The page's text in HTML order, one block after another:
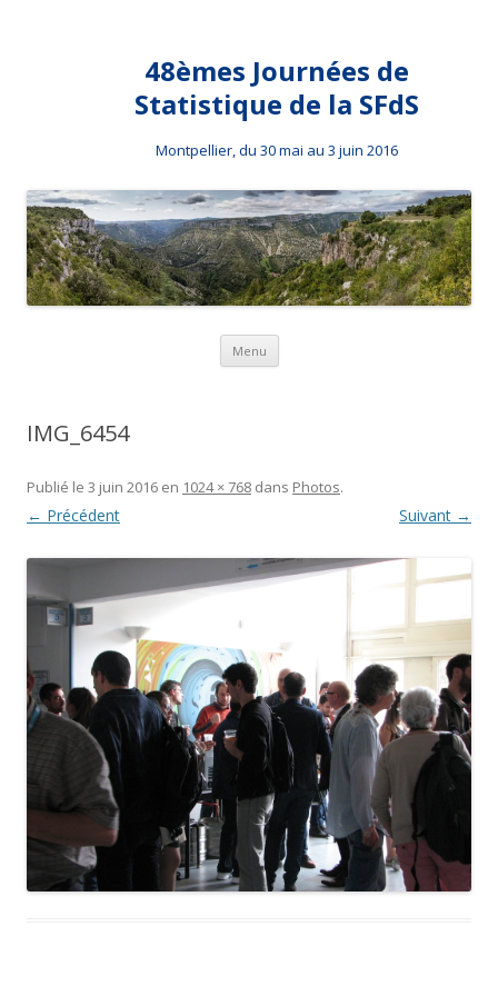
48èmes Journées de
Statistique de la SFdS
Montpellier, du 30 mai au 3 juin 2016
Menu Aller au contenu principal
IMG_6454
Publié le 3 juin 2016 en 1024 × 768 dans Photos.
← Précédent Suivant →